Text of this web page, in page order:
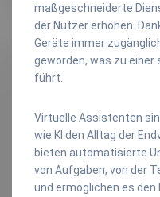
maßgeschneiderte
der Nutzer erhöhen.
Geräte immer
geworden, was zu
führt.
Virtuelle Assistenten
wie KI den Alltag der
bieten automatisierte
von Aufgaben, von der
und ermöglichen es